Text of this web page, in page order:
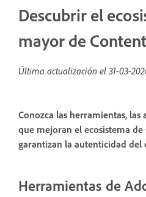
Descubrir el
mayor de
Última actualización el 31-03-
Conozca las herramientas, las
que mejoran el ecosistema
garantizan la autenticidad del
Herramientas de